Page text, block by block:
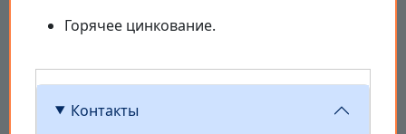
Горячее цинкование.
Контакты